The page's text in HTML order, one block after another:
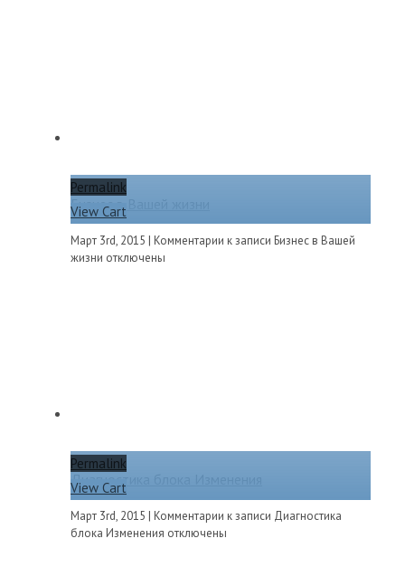
Permalink
View Cart
Бизнес в Вашей жизни
Март 3rd, 2015 | Комментарии к записи Бизнес в Вашей
жизни отключены
Permalink
View Cart
Диагностика блока Изменения
Март 3rd, 2015 | Комментарии к записи Диагностика
блока Изменения отключены